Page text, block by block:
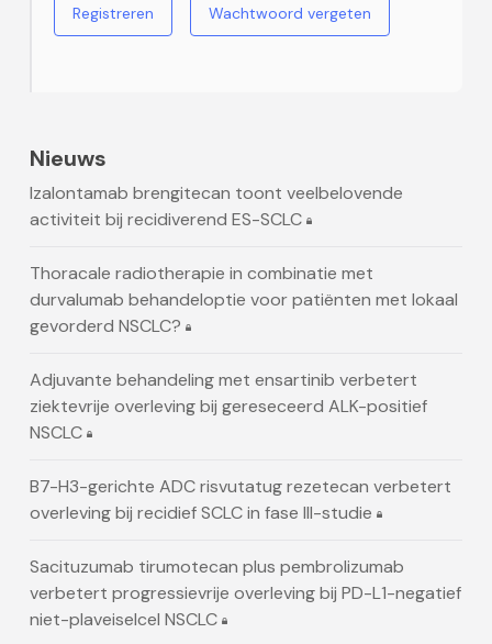
Registreren Wachtwoord vergeten
Nieuws
Izalontamab brengitecan toont veelbelovende
activiteit bij recidiverend ES-SCLC
Thoracale radiotherapie in combinatie met
durvalumab behandeloptie voor patiënten met lokaal
gevorderd NSCLC?
Adjuvante behandeling met ensartinib verbetert
ziektevrije overleving bij gereseceerd ALK-positief
NSCLC
B7-H3-gerichte ADC risvutatug rezetecan verbetert
overleving bij recidief SCLC in fase III-studie
Sacituzumab tirumotecan plus pembrolizumab
verbetert progressievrije overleving bij PD-L1-negatief
niet-plaveiselcel NSCLC